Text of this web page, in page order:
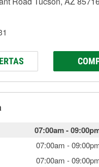
07:00am-
07:00am -
07:00am -